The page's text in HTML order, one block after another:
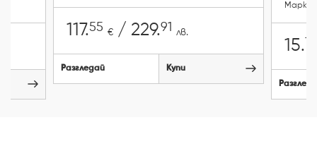
117.55 € / 229.91 лв.
Разгледай Купи
Марка:
15.